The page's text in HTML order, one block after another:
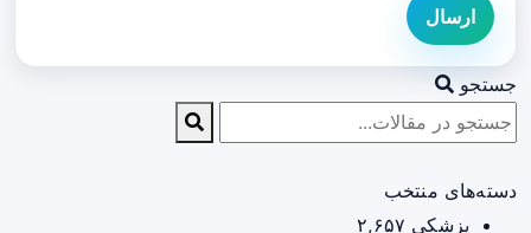
ارسال
جستجو
دسته‌های منتخب
پزشکی ۲,۶۵۷